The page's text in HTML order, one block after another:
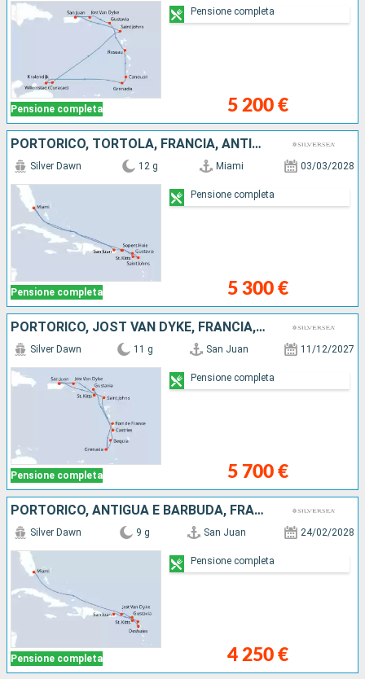
Pensione completa 5 200 €
Pensione completa
PORTORICO, TORTOLA, FRANCIA, ANTIGUA E BARBUDA, JOST VAN DYKE, STATI UNITI
Pensione completa
Silver Dawn 12 g Miami 03/03/2028
5 300 €
Pensione completa
PORTORICO, JOST VAN DYKE, FRANCIA, MARTINICA, GRENADA, SAINT-VINCENT E LE GRENADINE, SANTA LUCIA, ANTIGUA E BARBUDA
Pensione completa
Silver Dawn 11 g San Juan 11/12/2027
5 700 €
Pensione completa
PORTORICO, ANTIGUA E BARBUDA, FRANCIA, JOST VAN DYKE, STATI UNITI
Pensione completa
Silver Dawn 9 g San Juan 24/02/2028
4 250 €
Pensione completa